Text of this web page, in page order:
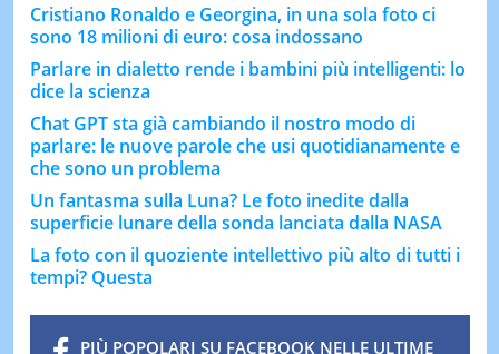
Cristiano Ronaldo e Georgina, in una sola foto ci
sono 18 milioni di euro: cosa indossano
Parlare in dialetto rende i bambini più intelligenti: lo
dice la scienza
Chat GPT sta già cambiando il nostro modo di
parlare: le nuove parole che usi quotidianamente e
che sono un problema
Un fantasma sulla Luna? Le foto inedite dalla
superficie lunare della sonda lanciata dalla NASA
La foto con il quoziente intellettivo più alto di tutti i
tempi? Questa
PIÙ POPOLARI SU FACEBOOK NELLE ULTIME